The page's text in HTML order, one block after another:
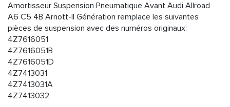
Amortisseur Suspension Pneumatique Avant Audi Allroad
A6 C5 4B Arnott-II Génération remplace les suivantes
pièces de suspension avec des numéros originaux:
4Z7616051
4Z7616051B
4Z7616051D
4Z7413031
4Z7413031A
4Z7413032